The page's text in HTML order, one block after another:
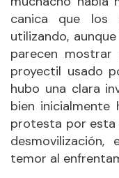
canica que los
utilizando,
parecen
proyectil usado
hubo una clara
bien inicialmente
protesta por esta
temor al